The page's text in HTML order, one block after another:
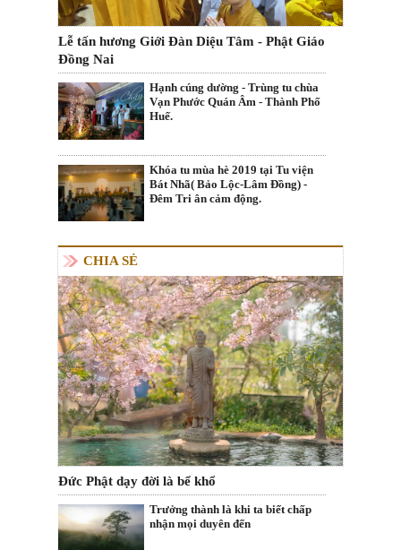
Lễ tấn hương Giới Đàn Diệu Tâm - Phật Giáo
Đồng Nai
Hạnh cúng dường - Trùng tu chùa
Vạn Phước Quán Âm - Thành Phố
Huế.
Khóa tu mùa hè 2019 tại Tu viện
Bát Nhã( Bảo Lộc-Lâm Đồng) -
Đêm Tri ân cảm động.
CHIA SẺ
Đức Phật dạy đời là bể khổ
Trưởng thành là khi ta biết chấp
nhận mọi duyên đến